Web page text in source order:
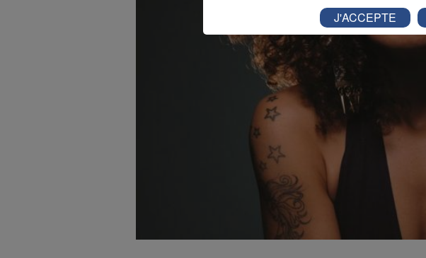
J'ACCEPTE